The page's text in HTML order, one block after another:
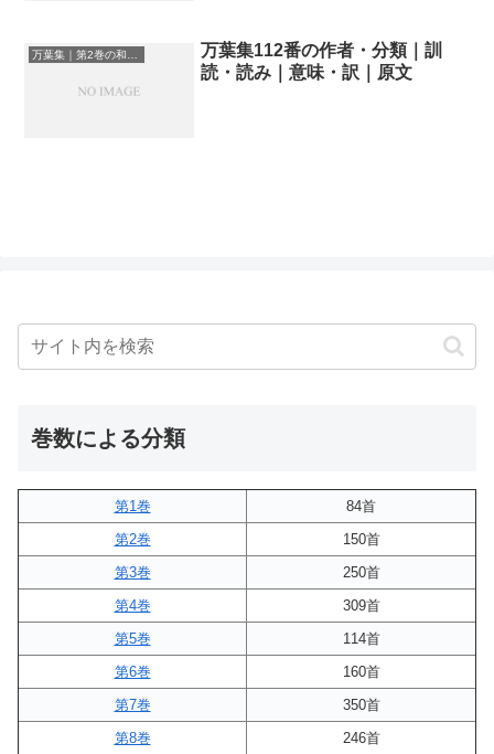
万葉集112番の作者・分類｜訓
読・読み｜意味・訳｜原文
巻数による分類
第1巻
84首
第2巻
150首
第3巻
250首
第4巻
309首
第5巻
114首
第6巻
160首
第7巻
350首
第8巻
246首